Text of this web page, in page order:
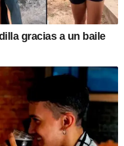
gracias a un baile